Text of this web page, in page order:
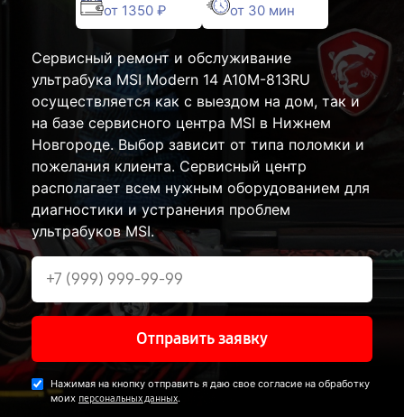
от 1350 ₽ от 30 мин
Сервисный ремонт и обслуживание
ультрабука MSI Modern 14 A10M-813RU
осуществляется как с выездом на дом, так и
на базе сервисного центра MSI в Нижнем
Новгороде. Выбор зависит от типа поломки и
пожелания клиента. Сервисный центр
располагает всем нужным оборудованием для
диагностики и устранения проблем
ультрабуков MSI.
Отправить заявку
Нажимая на кнопку отправить я даю свое согласие на обработку
моих персональных данных.